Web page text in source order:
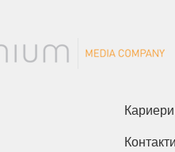
Кариери
Контакти